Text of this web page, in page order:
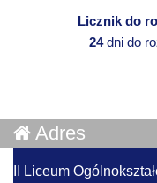
Licznik do
24dni do
Adres
II Liceum